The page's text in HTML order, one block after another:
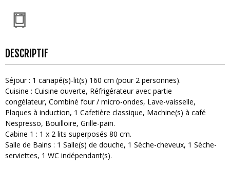
DESCRIPTIF
Séjour: 1 canapé(s)-lit(s) 160 cm (pour 2 personnes)
Cuisine : Cuisine ouverte Réfrigérateur avec partie
congélateur Combiné four / micro-ondes Lave-vaisselle
Plaques à induction 1 Cafetière classique Machine(s) à café
Nespresso Bouilloire Grille-pain
Cabine 1 : 1 x 2 lits superposés 80 cm
Salle de Bains : 1 Salle(s) de douche 1 Sèche-cheveux 1 Sèche-
serviettes 1 WC indépendant(s)